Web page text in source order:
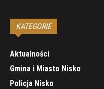
KATEGORIE
Aktualności
Gmina i Miasto Nisko
Policja Nisko